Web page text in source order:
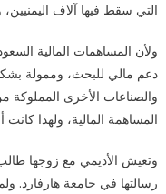
التي سقط فيها آلاف
ولأن المساهمات المالية
دعم مالي للبحث، وممولة
والصناعات الأخرى المملوكة
المساهمة المالية، ولهذا
وتعيش الأديمي مع زوجها
رسالتها في جامعة هارفارد.